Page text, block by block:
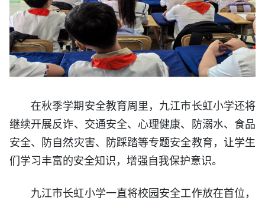
在秋季学期安全教育周里，九江市长虹小学还将
继续开展反诈、交通安全、心理健康、防溺水、食品
安全、防自然灾害、防踩踏等专题安全教育，让学生
们学习丰富的安全知识，增强自我保护意识。
九江市长虹小学一直将校园安全工作放在首位，